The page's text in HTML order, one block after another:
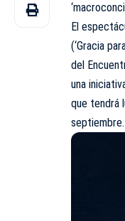
El
(‘Gracia
del
una
que tendrá
septiembre.